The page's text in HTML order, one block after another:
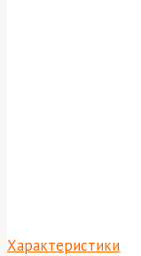
Характеристики